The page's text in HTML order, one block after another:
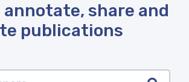
annotate, share and
publications